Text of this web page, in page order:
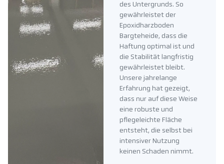
des Untergrunds. So
gewährleistet der
Epoxidharzboden
Bargteheide, dass die
Haftung optimal ist und
die Stabilität langfristig
gewährleistet bleibt.
Unsere jahrelange
Erfahrung hat gezeigt,
dass nur auf diese Weise
eine robuste und
pflegeleichte Fläche
entsteht, die selbst bei
intensiver Nutzung
keinen Schaden nimmt.